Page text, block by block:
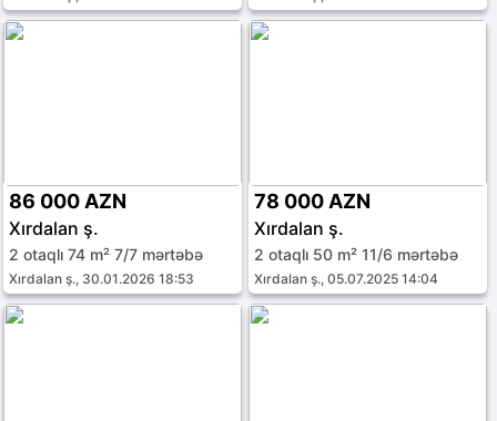
86 000 AZN
Xırdalan ş.
2 otaqlı 74 m² 7/7 mərtəbə
Xırdalan ş., 30.01.2026 18:53
78 000 AZN
Xırdalan ş.
2 otaqlı 50 m² 11/6 mərtəbə
Xırdalan ş., 05.07.2025 14:04